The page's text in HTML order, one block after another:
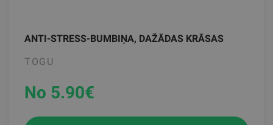
ANTI-STRESS-BUMBIŅA, DAŽĀDAS KRĀSAS
TOGU
No 5.90€